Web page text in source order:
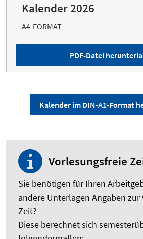
Kalender 2026
A4-FORMAT
PDF-Datei
Kalender im DIN-A1-Format
Vorlesungsfreie
Sie benötigen für Ihren
andere Unterlagen Angaben
Zeit?
Diese berechnet sich